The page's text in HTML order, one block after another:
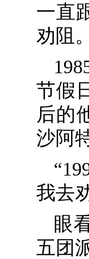
一直
劝阻。
节假
后的
沙阿
我去
眼
五团